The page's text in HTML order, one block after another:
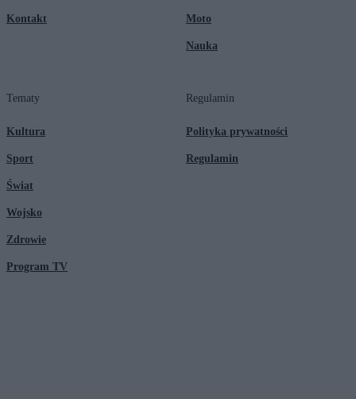
Kontakt Moto
Nauka
Tematy
Kultura
Sport
Świat
Wojsko
Zdrowie
Program TV
Regulamin
Polityka prywatności
Regulamin